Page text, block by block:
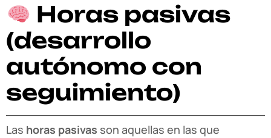
Horas pasivas
(desarrollo
autónomo con
seguimiento)
Las horas pasivas son aquellas en las que